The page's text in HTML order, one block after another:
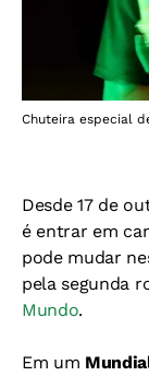
Chuteira especial
Desde 17 de
é entrar em
pode mudar
pela segunda
Mundo.
Em um